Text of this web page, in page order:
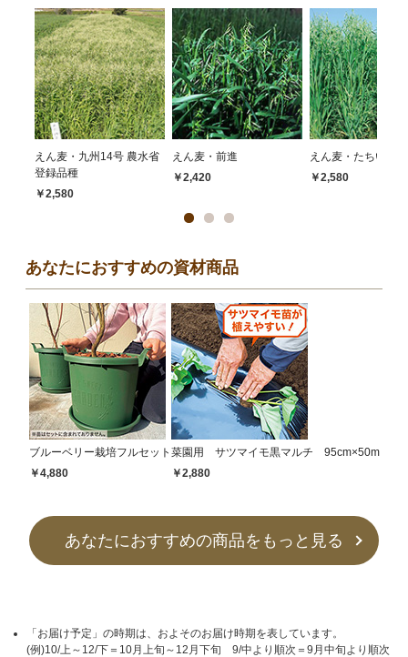
えん麦・九州14号 農水省
登録品種
￥2,580
えん麦・前進
￥2,420
えん麦・たちいぶき
￥2,580
あなたにおすすめの資材商品
ブルーベリー栽培フルセット
￥4,880
菜園用 サツマイモ黒マルチ 95cm×50m
￥2,880
あなたにおすすめの商品をもっと見る
「お届け予定」の時期は、およそのお届け時期を表しています。
(例)10/上～12/下＝10月上旬～12月下旬 9/中より順次＝9月中旬より順次